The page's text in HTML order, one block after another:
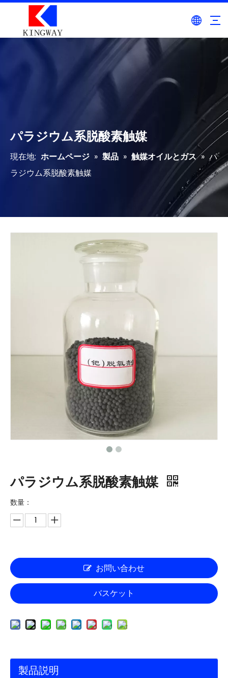
パラジウム系脱酸素触媒
現在地: ホームページ » 製品 » 触媒オイルとガス » パ
ラジウム系脱酸素触媒
パラジウム系脱酸素触媒
数量：
お問い合わせ
バスケット
製品説明